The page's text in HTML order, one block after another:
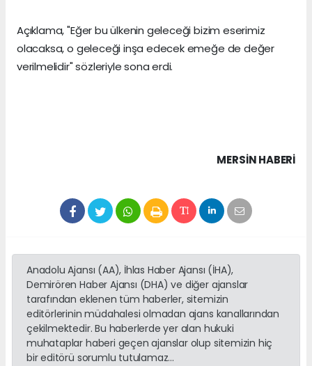
​Açıklama, "Eğer bu ülkenin geleceği bizim eserimiz
olacaksa, o geleceği inşa edecek emeğe de değer
verilmelidir" sözleriyle sona erdi.
MERSIN HABERİ
Anadolu Ajansı (AA), İhlas Haber Ajansı (İHA),
Demirören Haber Ajansı (DHA) ve diğer ajanslar
tarafından eklenen tüm haberler, sitemizin
editörlerinin müdahalesi olmadan ajans kanallarından
çekilmektedir. Bu haberlerde yer alan hukuki
muhataplar haberi geçen ajanslar olup sitemizin hiç
bir editörü sorumlu tutulamaz...